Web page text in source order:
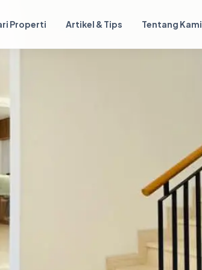
Properti Artikel & Tips Tentang Kami